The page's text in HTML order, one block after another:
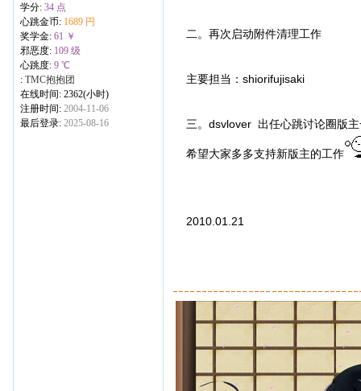
学分: 34 点
心跳金币: 1689 円
奖学金: 61 ￥
邪恶度: 109 级
心跳度: 9 ℃
: TMC抱抱团
在线时间: 2362(小时)
注册时间: 2004-11-06
最后登录: 2025-08-16
二。再次启动附件清理工作
主要担当：shiorifujisaki
三。dsvlover 出任心跳讨论圈版
希望大家多多支持新版主的工作
2010.01.21